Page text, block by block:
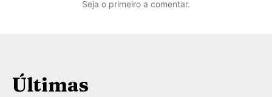
Seja o primeiro a comentar.
Últimas